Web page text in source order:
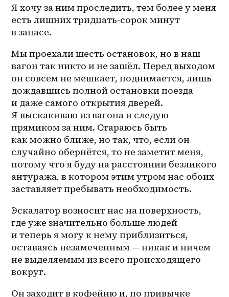
Я хочу за ним проследить, тем более у меня
есть лишних тридцать-сорок минут
в запасе.
Мы проехали шесть остановок, но в наш
вагон так никто и не зашёл. Перед выходом
он совсем не мешкает, поднимается, лишь
дождавшись полной остановки поезда
и даже самого открытия дверей.
Я выскакиваю из вагона и следую
прямиком за ним. Стараюсь быть
как можно ближе, но так, что, если он
случайно обернётся, то не заметит меня,
потому что я буду на расстоянии безликого
антуража, в котором этим утром нас обоих
заставляет пребывать необходимость.
Эскалатор возносит нас на поверхность,
где уже значительно больше людей
и теперь я могу к нему приблизиться,
оставаясь незамеченным — никак и ничем
не выделяемым из всего происходящего
вокруг.
Он заходит в кофейню и, по привычке